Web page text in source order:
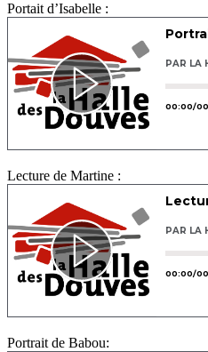
Portait d’Isabelle :
Lecture de Martine :
Portrait de Babou: